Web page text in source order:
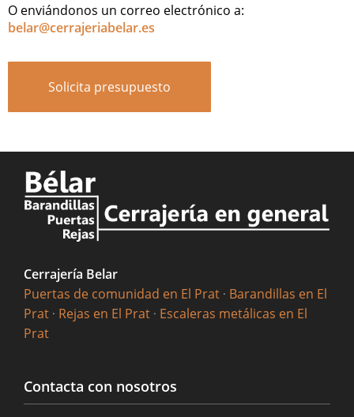
O enviándonos un correo electrónico a:
belar@cerrajeriabelar.es
Solicita presupuesto
Cerrajería Belar
Puertas de comunidad en El Prat · Barandillas en El
Prat · Rejas en El Prat · Escaleras metálicas en El
Prat
Contacta con nosotros